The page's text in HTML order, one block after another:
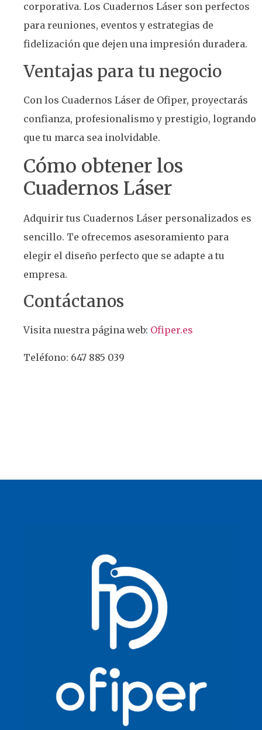
corporativa. Los Cuadernos Láser son perfectos
para reuniones, eventos y estrategias de
fidelización que dejen una impresión duradera.
Ventajas para tu negocio
Con los Cuadernos Láser de Ofiper, proyectarás
confianza, profesionalismo y prestigio, logrando
que tu marca sea inolvidable.
Cómo obtener los
Cuadernos Láser
Adquirir tus Cuadernos Láser personalizados es
sencillo. Te ofrecemos asesoramiento para
elegir el diseño perfecto que se adapte a tu
empresa.
Contáctanos
Visita nuestra página web: Ofiper.es
Teléfono: 647 885 039